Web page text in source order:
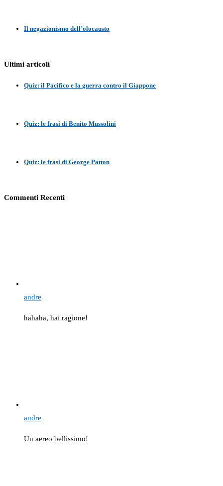
Il negazionismo dell’olocausto
Ultimi articoli
Quiz: il Pacifico e la guerra contro il Giappone
Quiz: le frasi di Benito Mussolini
Quiz: le frasi di George Patton
Commenti Recenti
andre
hahaha, hai ragione!
andre
Un aereo bellissimo!